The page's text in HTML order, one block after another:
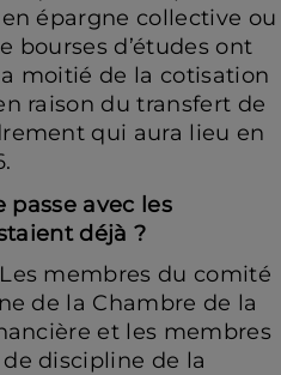
en épargne collective ou
bourses d’études ont
moitié de la cotisation
raison du transfert de
qui aura lieu en
passe avec les
déjà ?
membres du comité
de la Chambre de la
et les membres
discipline de la